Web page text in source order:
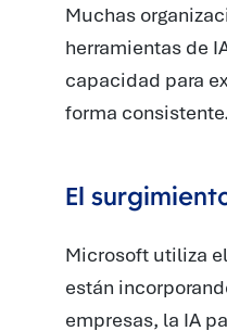
Muchas
herramientas de
capacidad para
forma consistente.
El
Microsoft utiliza
están
empresas, la IA